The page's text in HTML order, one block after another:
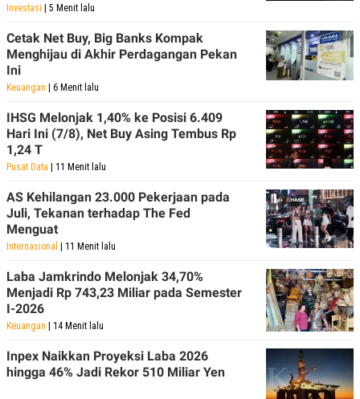
Investasi | 5 Menit lalu
Cetak Net Buy, Big Banks Kompak
Menghijau di Akhir Perdagangan Pekan
Ini
Keuangan | 6 Menit lalu
IHSG Melonjak 1,40% ke Posisi 6.409
Hari Ini (7/8), Net Buy Asing Tembus Rp
1,24 T
Pusat Data | 11 Menit lalu
AS Kehilangan 23.000 Pekerjaan pada
Juli, Tekanan terhadap The Fed
Menguat
Internasional | 11 Menit lalu
Laba Jamkrindo Melonjak 34,70%
Menjadi Rp 743,23 Miliar pada Semester
I-2026
Keuangan | 14 Menit lalu
Inpex Naikkan Proyeksi Laba 2026
hingga 46% Jadi Rekor 510 Miliar Yen